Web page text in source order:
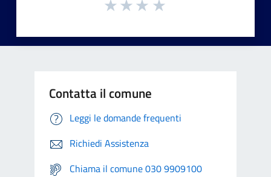
Contatta il comune
Leggi le domande frequenti
Richiedi Assistenza
Chiama il comune 030 9909100